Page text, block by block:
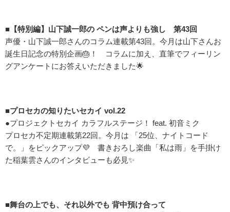
■【特別編】山下誠一郎の ペンは声よりも強し 第43回
声優・山下誠一郎さんのコラム連載第43回。今月は山下さんお
誕生日記念の特別企画🎂！ コラムに加え、直筆でフィーリン
グアンケートにお答えいただきました🌟
■プロセカの知りたいセカイ vol.22
●プロジェクトセカイ カラフルステージ！ feat. 初音ミク
プロセカ不定期連載第22回。今月は 「25位、ナイトコード
で。」をピックアップ💜 書きおろし楽曲「私は雨」を手掛け
た稲葉雲さんのインタビューも必見✨
■舞台の上でも、それ以外でも 背中預け合って